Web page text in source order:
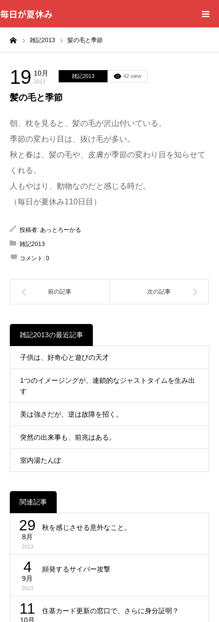
毎日が夏休み
雑記2013 髪の毛と季節
19 10月
2013
雑記2013 42 view
髪の毛と季節
朝、枕を見ると、髪の毛が沢山付いている。
季節の変わり目は、抜け毛が多い。
秋と春は、髪の毛や、皮膚が季節の変わり目を知らせて
くれる。
人もやはり、動物なのだと感じる時だ。
（毎日が夏休み110日目）
投稿者: あっとろーかる
雑記2013
コメント: 0
前の記事 次の記事
雑記2013の最近記事
子供は、好奇心と遊びの天才
1つのイメージングが、連鎖的なジャストタイムを生み出
す
美は強さだが、逆は故障を招く。
突然の出来事も、前兆はある。
室内湯たんぽ
関連記事
29
8月
2013
秋を感じさせる意外なこと。
4
9月
2013
頻発するサイバー攻撃
11
10月
住基カード更新の窓口で、さらに身分証明？